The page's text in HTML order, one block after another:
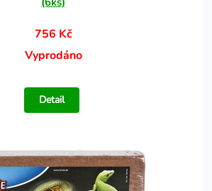
756 Kč
Vyprodáno
Detail